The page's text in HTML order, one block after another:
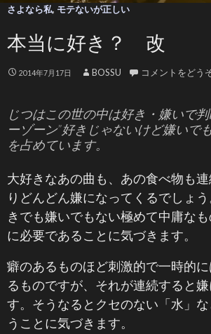
さよなら私, モテないが正しい
本当に好き？ 改
2014年7月17日 BOSSU コメントをどう
じつはこの世の中は好き・嫌いで
ーゾーン”好きじゃないけど嫌いで
を占めています。
大好きなあの曲も、あの食べ物も
りどんどん嫌になってくるでしょ
きでも嫌いでもない極めて中庸な
に必要であることに気づきます。
癖のあるものほど刺激的で一時的
るものですが、それが連続すると
す。そうなるとクセのない「水」
うことに気づきます。